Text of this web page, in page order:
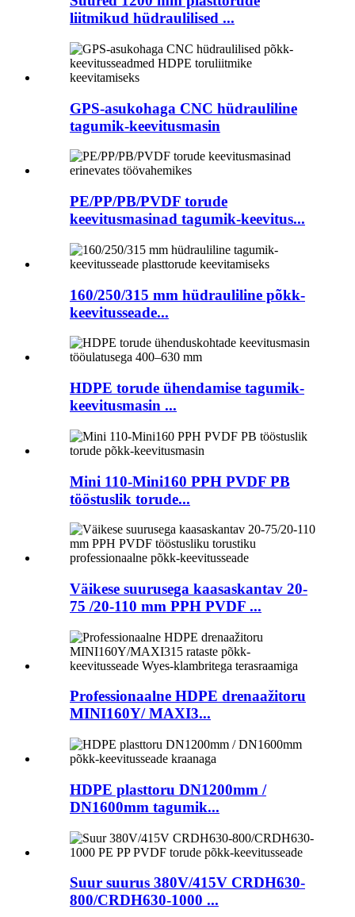
liitmikud hüdraulilised ...
GPS-asukohaga CNC hüdrauliline
tagumik-keevitusmasin
PE/PP/PB/PVDF torude
keevitusmasinad tagumik-keevitus...
160/250/315 mm hüdrauliline põkk-
keevitusseade...
HDPE torude ühendamise tagumik-
keevitusmasin ...
Mini 110-Mini160 PPH PVDF PB
tööstuslik torude...
Väikese suurusega kaasaskantav 20-
75 /20-110 mm PPH PVDF ...
Professionaalne HDPE drenaažitoru
MINI160Y/ MAXI3...
HDPE plasttoru DN1200mm /
DN1600mm tagumik...
Suur suurus 380V/415V CRDH630-
800/CRDH630-1000 ...